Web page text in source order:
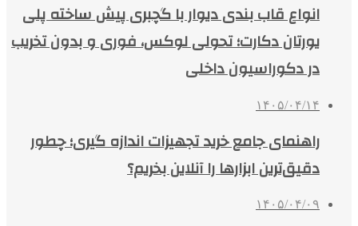
انواع قاب بندی دیوار با گچبری پیش ساخته پلی
یورتان دکارت؛ تحولی لوکس، فوری و بدون تخریب
در دکوراسیون داخلی
۱۴۰۵/۰۴/۱۴
راهنمای جامع خرید تجهیزات اندازه گیری؛ چطور
دقیق‌ترین ابزارها را آنلاین بخریم؟
۱۴۰۵/۰۴/۰۹